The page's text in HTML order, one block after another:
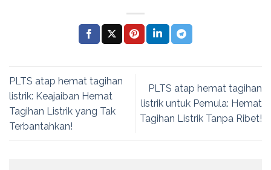
PLTS atap hemat tagihan
listrik: Keajaiban Hemat
Tagihan Listrik yang Tak
Terbantahkan!
PLTS atap hemat tagihan
listrik untuk Pemula: Hemat
Tagihan Listrik Tanpa Ribet!